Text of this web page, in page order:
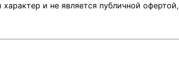
и не является публичной офертой,